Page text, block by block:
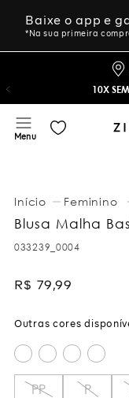
Baixe o app e
*Na sua primeira
10X
Feminino
Blusa Malha
033239_0004
R$ 79,99
PP P